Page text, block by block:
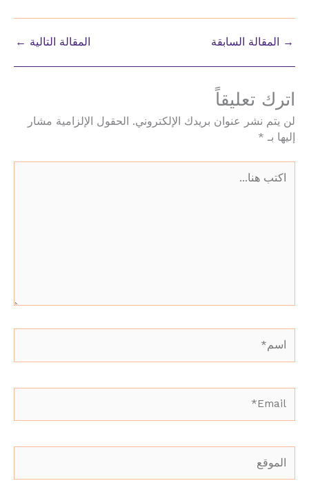
→ المقالة السابقة المقالة التالية ←
اترك تعليقاً
لن يتم نشر عنوان بريدك الإلكتروني.
الحقول الإلزامية مشار
إليها بـ *
هنا...